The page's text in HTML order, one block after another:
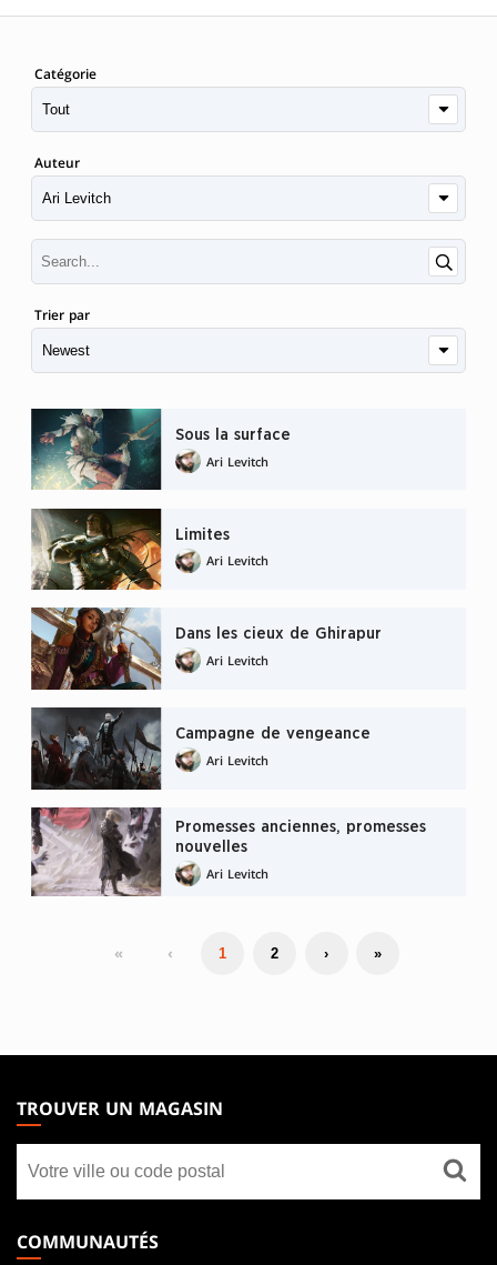
Catégorie
Auteur
Trier par
Sous la surface
Ari Levitch
Limites
Ari Levitch
Dans les cieux de Ghirapur
Ari Levitch
Campagne de vengeance
Ari Levitch
Promesses anciennes, promesses
nouvelles
Ari Levitch
« ‹ 1 2 › »
THE
GATHERING
FOOTER
TROUVER UN MAGASIN
un
magasin
COMMUNAUTÉS